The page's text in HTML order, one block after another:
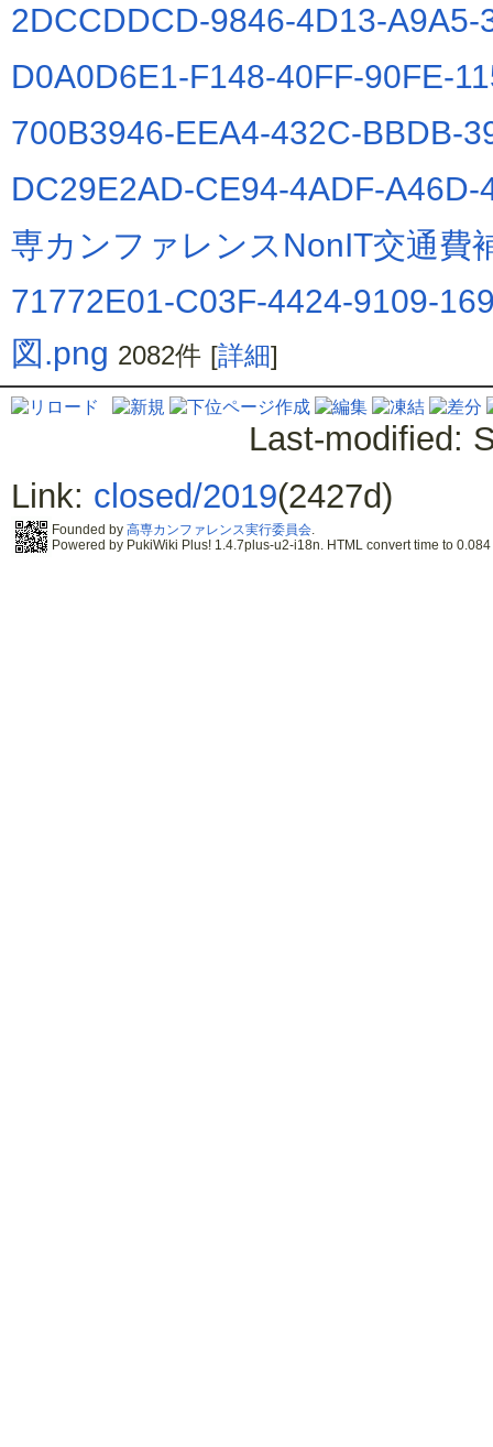
2DCCDDCD-9846-4D13-
D0A0D6E1-F148-40FF-90FE-
700B3946-EEA4-432C-BBDB-
DC29E2AD-CE94-4ADF-
専カンファレンスNonIT交通費
71772E01-C03F-4424-9109-
図.png 2082件 [詳細]
Last-modified:
Link: closed/2019(2427d)
Founded by 高専カンファレンス実行委員会.
Powered by PukiWiki Plus! 1.4.7plus-u2-i18n. HTML convert time to 0.084